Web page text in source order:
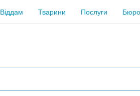
Віддам Тварини Послуги Бюро